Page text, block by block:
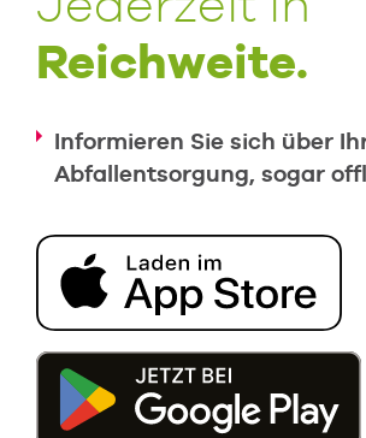
Reichweite.
Informieren Sie sich über
Abfallentsorgung, sogar